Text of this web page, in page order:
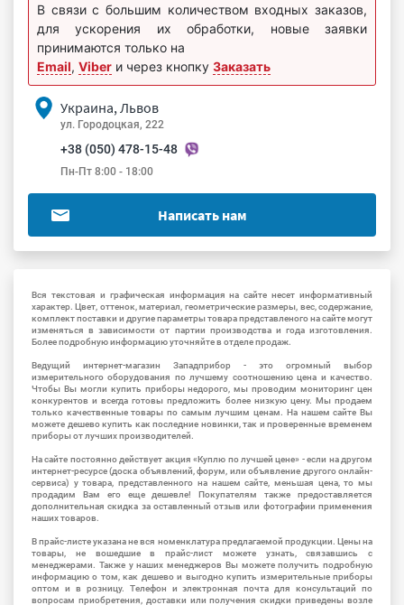
В связи с большим количеством входных заказов,
для ускорения их обработки, новые заявки
принимаются только на
Email, Viber и через кнопку Заказать
Украина, Львов
ул. Городоцкая, 222
+38 (050) 478-15-48
Пн-Пт 8:00 - 18:00
Написать нам
Вся текстовая и графическая информация на сайте несет информативный
характер. Цвет, оттенок, материал, геометрические размеры, вес, содержание,
комплект поставки и другие параметры товара представленого на сайте могут
изменяться в зависимости от партии производства и года изготовления.
Более подробную информацию уточняйте в отделе продаж.
Ведущий интернет-магазин Западприбор - это огромный выбор
измерительного оборудования по лучшему соотношению цена и качество.
Чтобы Вы могли купить приборы недорого, мы проводим мониторинг цен
конкурентов и всегда готовы предложить более низкую цену. Мы продаем
только качественные товары по самым лучшим ценам. На нашем сайте Вы
можете дешево купить как последние новинки, так и проверенные временем
приборы от лучших производителей.
На сайте постоянно действует акция «Куплю по лучшей цене» - если на другом
интернет-ресурсе (доска объявлений, форум, или объявление другого онлайн-
сервиса) у товара, представленного на нашем сайте, меньшая цена, то мы
продадим Вам его еще дешевле! Покупателям также предоставляется
дополнительная скидка за оставленный отзыв или фотографии применения
наших товаров.
В прайс-листе указана не вся номенклатура предлагаемой продукции. Цены на
товары, не вошедшие в прайс-лист можете узнать, связавшись с
менеджерами. Также у наших менеджеров Вы можете получить подробную
информацию о том, как дешево и выгодно купить измерительные приборы
оптом и в розницу. Телефон и электронная почта для консультаций по
вопросам приобретения, доставки или получения скидки приведены возле